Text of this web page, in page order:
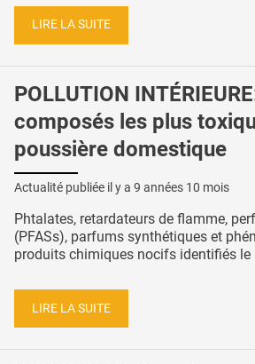
LIRE LA SUITE
POLLUTION
composés les plus
poussière domestique
Actualité publiée il y a 9 années 10 mois
Phtalates, retardateurs de flamme,
(PFASs), parfums synthétiques et
produits chimiques nocifs identifiés le
LIRE LA SUITE